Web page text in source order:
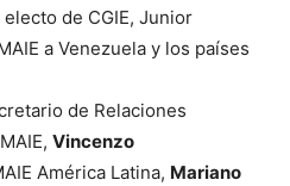
de CGIE, Junior
a Venezuela y los países
de Relaciones
Vincenzo
América Latina, Mariano